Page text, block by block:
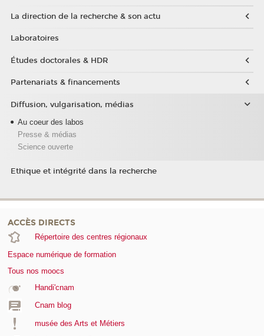
La direction de la recherche & son actu
Laboratoires
Études doctorales & HDR
Partenariats & financements
Diffusion, vulgarisation, médias
Au coeur des labos
Presse & médias
Science ouverte
Ethique et intégrité dans la recherche
ACCÈS DIRECTS
Répertoire des centres régionaux
Espace numérique de formation
Tous nos moocs
Handi'cnam
Cnam blog
musée des Arts et Métiers